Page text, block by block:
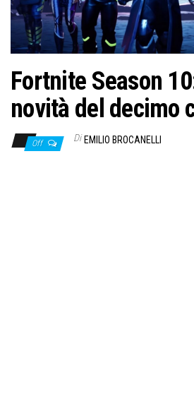
Fortnite Season
novità del decimo
Off Di EMILIO BROCANELLI